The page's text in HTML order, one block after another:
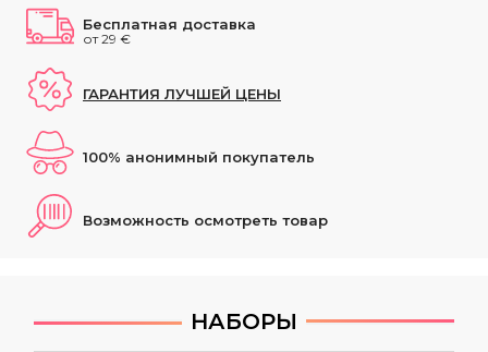
Бесплатная доставка
от 29 €
ГАРАНТИЯ ЛУЧШЕЙ ЦЕНЫ
100% анонимный покупатель
Возможность осмотреть товар
НАБОРЫ